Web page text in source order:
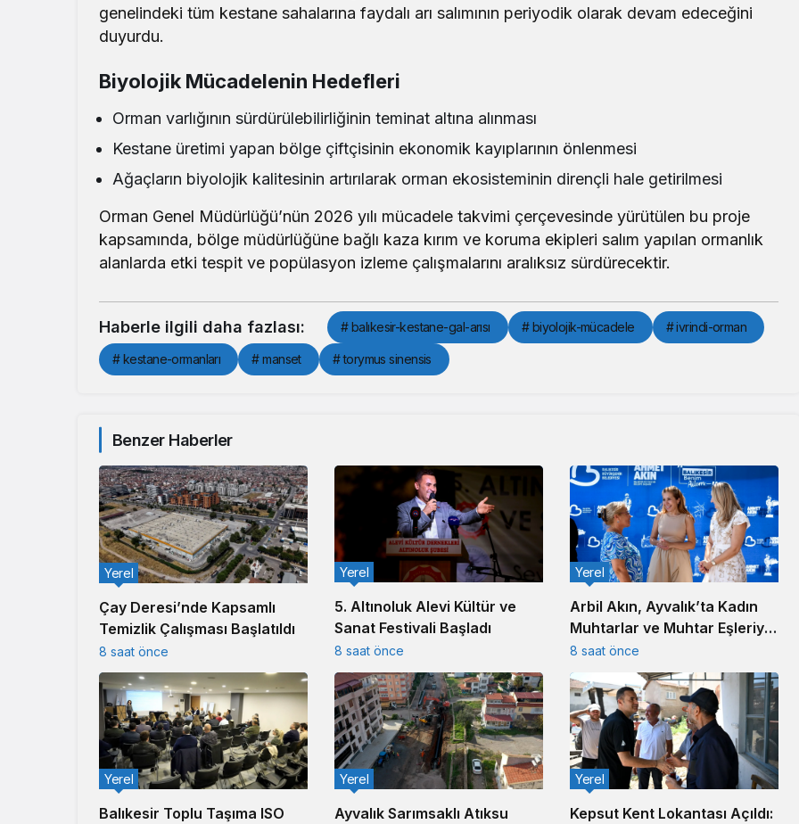
genelindeki tüm kestane sahalarına faydalı arı salımının periyodik olarak devam edeceğini
duyurdu.
Biyolojik Mücadelenin Hedefleri
Orman varlığının sürdürülebilirliğinin teminat altına alınması
Kestane üretimi yapan bölge çiftçisinin ekonomik kayıplarının önlenmesi
Ağaçların biyolojik kalitesinin artırılarak orman ekosisteminin dirençli hale getirilmesi
Orman Genel Müdürlüğü’nün 2026 yılı mücadele takvimi çerçevesinde yürütülen bu proje
kapsamında, bölge müdürlüğüne bağlı kaza kırım ve koruma ekipleri salım yapılan ormanlık
alanlarda etki tespit ve popülasyon izleme çalışmalarını aralıksız sürdürecektir.
Haberle ilgili daha fazlası: # balıkesir-kestane-gal-arısı # biyolojik-mücadele # ivrindi-orman
# kestane-ormanları # manset # torymus sinensis
Benzer Haberler
Çay Deresi’nde Kapsamlı
Temizlik Çalışması Başlatıldı
Yerel
8 saat önce
5. Altınoluk Alevi Kültür ve
Sanat Festivali Başladı
Yerel
8 saat önce
Arbil Akın, Ayvalık’ta Kadın
Muhtarlar ve Muhtar Eşleriyle
Buluştu
Yerel
8 saat önce
Balıkesir Toplu Taşıma ISO
Yerel
Ayvalık Sarımsaklı Atıksu
Yerel
Kepsut Kent Lokantası Açıldı:
Yerel